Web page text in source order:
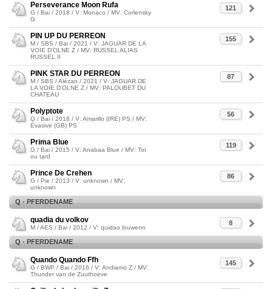
121
Perseverance Moon Rufa
G / Bai / 2018 / V: Monaco / MV: Corlensky
G
155
PIN UP DU PERREON
M / SBS / Bai / 2021 / V: JAGUAR DE LA
VOIE D'OLNE Z / MV: RUSSEL ALIAS
RUSSEL II
87
PINK STAR DU PERREON
M / SBS / Alézan / 2021 / V: JAGUAR DE
LA VOIE D'OLNE Z / MV: PALOUBET DU
CHATEAU
56
Polyptote
G / Bai / 2018 / V: Amarillo (IRE) PS / MV:
Évasive (GB) PS
119
Prima Blue
G / Bai / 2015 / V: Anabaa Blue / MV: Tot
ou tard
86
Prince De Crehen
G / Pie / 2013 / V: unknown / MV:
unknown
Q - PFERDENAME
8
quadia du volkov
M / AES / Bai / 2012 / V: quidao louwenn
Q - PFERDENAME
145
Quando Quando Ffh
G / BWP / Bai / 2016 / V: Andiamo Z / MV:
Thunder van de Zuuthoeve